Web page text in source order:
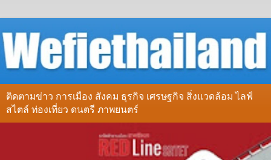
ติดตามข่าว การเมือง สังคม ธุรกิจ เศรษฐกิจ สิ่งแวดล้อม ไลฟ์
สไตล์ ท่องเที่ยว ดนตรี ภาพยนตร์